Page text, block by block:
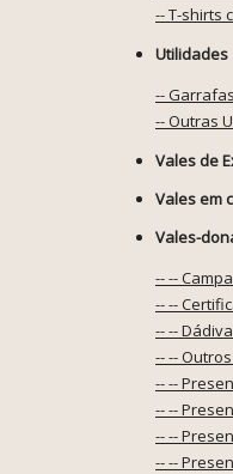
-- T-shirts
Utilidades
-- Garrafas
-- Outras
Vales de
Vales em
Vales-
-- --
-- --
-- --
-- --
-- --
-- --
-- --
-- --